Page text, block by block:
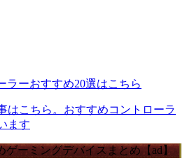
ラーおすすめ20選はこちら
はこちら。おすすめコントローラ
ます
ゲーミングデバイスまとめ【ad】